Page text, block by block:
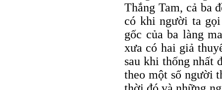
Thắng Tam, cả ba
có khi người ta
gốc của ba làng
xưa có hai giả
sau khi thống nhất
theo một số người